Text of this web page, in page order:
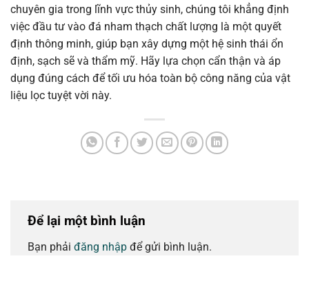
chuyên gia trong lĩnh vực thủy sinh, chúng tôi khẳng định
việc đầu tư vào đá nham thạch chất lượng là một quyết
định thông minh, giúp bạn xây dựng một hệ sinh thái ổn
định, sạch sẽ và thẩm mỹ. Hãy lựa chọn cẩn thận và áp
dụng đúng cách để tối ưu hóa toàn bộ công năng của vật
liệu lọc tuyệt vời này.
Để lại một bình luận
Bạn phải đăng nhập để gửi bình luận.